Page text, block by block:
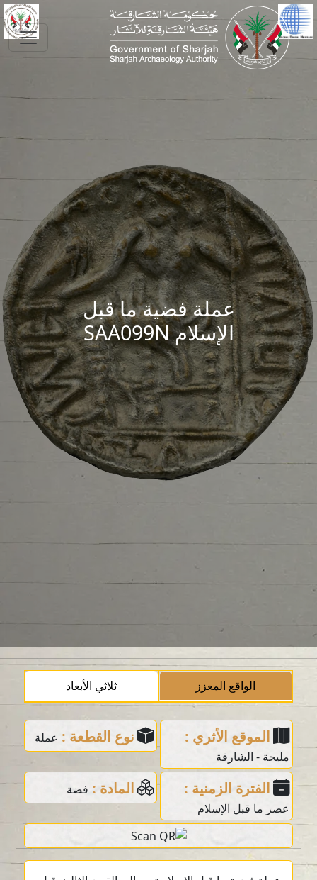
Skip to main
عملة فضية ما قبل
الإسلام SAA099N
الواقع المعزز ثلاثي الأبعاد
الموقع الأثري :
مليحة - الشارقة
نوع القطعة : عملة
الفترة الزمنية :
عصر ما قبل الإسلام
المادة : فضة